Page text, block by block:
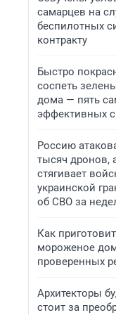
самарцев на
беспилотных
контракту
Быстро
соспеть
дома — пять
эффективных
Россию
тысяч дронов,
стягивает
украинской
об СВО за
Как
мороженое
проверенных
Архитекторы
стоит за